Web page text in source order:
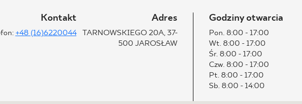
SKLEP INTERNETOWY
44 736
Kontakt
+48 (16)6220044
Adres
TARNOWSKIEGO 20A, 37-
500 JAROSŁAW
Godziny otwarcia
Pon. 8:00 - 17:00
Wt. 8:00 - 17:00
Śr. 8:00 - 17:00
Czw. 8:00 - 17:00
Pt. 8:00 - 17:00
Sb. 8:00 - 14:00